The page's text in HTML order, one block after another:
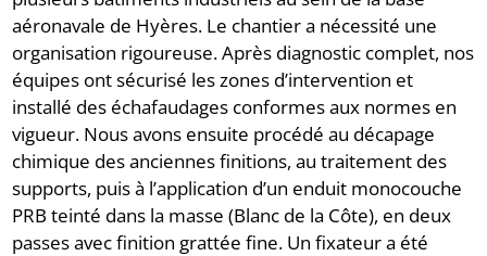
aéronavale de Hyères. Le chantier a nécessité une
organisation rigoureuse. Après diagnostic complet, nos
équipes ont sécurisé les zones d’intervention et
installé des échafaudages conformes aux normes en
vigueur. Nous avons ensuite procédé au décapage
chimique des anciennes finitions, au traitement des
supports, puis à l’application d’un enduit monocouche
PRB teinté dans la masse (Blanc de la Côte), en deux
passes avec finition grattée fine. Un fixateur a été